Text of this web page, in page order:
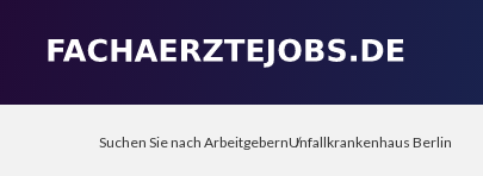
Suchen Sie nach ArbeitgebernUnfallkrankenhaus Berlin